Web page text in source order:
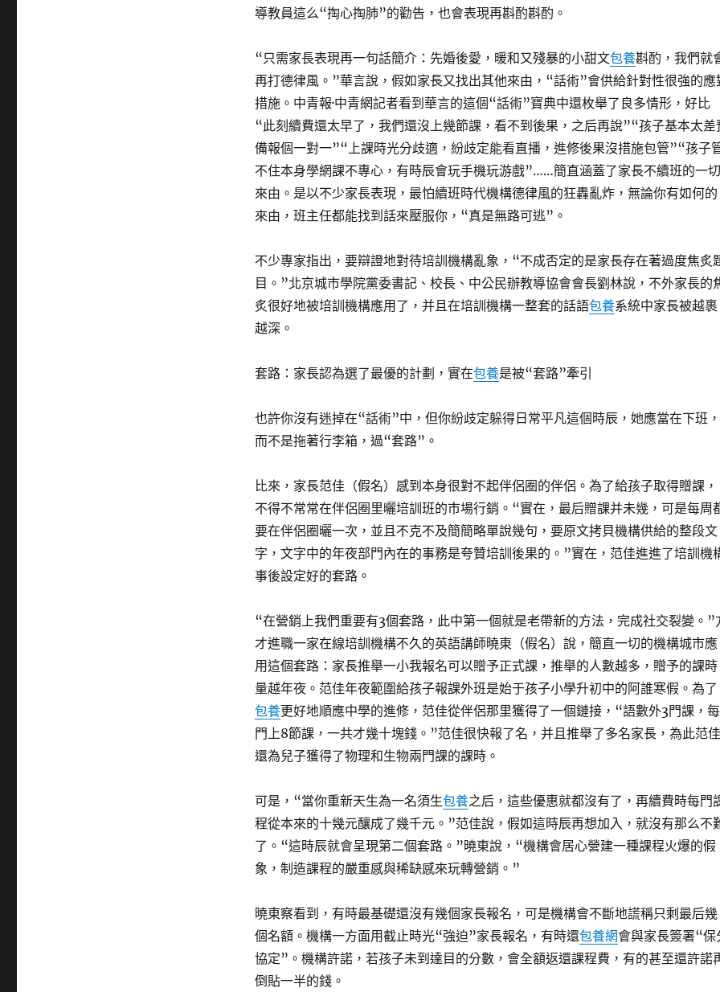
導教員這么“掏心掏肺”的勸告，也會表現再斟酌斟酌。
“只需家長表現再一句話簡介：先婚後愛，暖和又殘暴的小甜文包養斟酌，我們就
再打德律風。”華言說，假如家長又找出其他來由，“話術”會供給針對性很強的應
措施。中青報·中青網記者看到華言的這個“話術”寶典中還枚舉了良多情形，好比
“此刻續費還太早了，我們還沒上幾節課，看不到後果，之后再說”“孩子基本太差
備報個一對一”“上課時光分歧適，紛歧定能看直播，進修後果沒措施包管”“孩子
不住本身學網課不專心，有時辰會玩手機玩游戲”……簡直涵蓋了家長不續班的一切
來由。是以不少家長表現，最怕續班時代機構德律風的狂轟亂炸，無論你有如何的
來由，班主任都能找到話來壓服你，“真是無路可逃”。
不少專家指出，要辯證地對待培訓機構亂象，“不成否定的是家長存在著過度焦炙
目。”北京城市學院黨委書記、校長、中公民辦教導協會會長劉林說，不外家長的
炙很好地被培訓機構應用了，并且在培訓機構一整套的話語包養系統中家長被越裹
越深。
套路：家長認為選了最優的計劃，實在包養是被“套路”牽引
也許你沒有迷掉在“話術”中，但你紛歧定躲得日常平凡這個時辰，她應當在下班，
而不是拖著行李箱，過“套路”。
比來，家長范佳（假名）感到本身很對不起伴侶圈的伴侶。為了給孩子取得贈課，
不得不常常在伴侶圈里曬培訓班的市場行銷。“實在，最后贈課并未幾，可是每周
要在伴侶圈曬一次，並且不克不及簡簡略單說幾句，要原文拷貝機構供給的整段文
字，文字中的年夜部門內在的事務是夸贊培訓後果的。”實在，范佳進進了培訓機
事後設定好的套路。
“在營銷上我們重要有3個套路，此中第一個就是老帶新的方法，完成社交裂變。”
才進職一家在線培訓機構不久的英語講師曉東（假名）說，簡直一切的機構城市應
用這個套路：家長推舉一小我報名可以贈予正式課，推舉的人數越多，贈予的課時
量越年夜。范佳年夜範圍給孩子報課外班是始于孩子小學升初中的阿誰寒假。為了
包養更好地順應中學的進修，范佳從伴侶那里獲得了一個鏈接，“語數外3門課，每
門上8節課，一共才幾十塊錢。”范佳很快報了名，并且推舉了多名家長，為此范佳
還為兒子獲得了物理和生物兩門課的課時。
可是，“當你重新天生為一名須生包養之后，這些優惠就都沒有了，再續費時每門
程從本來的十幾元釀成了幾千元。”范佳說，假如這時辰再想加入，就沒有那么不
了。“這時辰就會呈現第二個套路。”曉東說，“機構會居心營建一種課程火爆的假
象，制造課程的嚴重感與稀缺感來玩轉營銷。”
曉東察看到，有時最基礎還沒有幾個家長報名，可是機構會不斷地謊稱只剩最后幾
個名額。機構一方面用截止時光“強迫”家長報名，有時還包養網會與家長簽署“保
協定”。機構許諾，若孩子未到達目的分數，會全額返還課程費，有的甚至還許諾
倒貼一半的錢。